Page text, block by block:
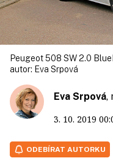
Peugeot 508 SW 2.0
autor: Eva Srpová
Eva Srpová,
3. 10. 2019
ODEBÍRAT AUTORKU